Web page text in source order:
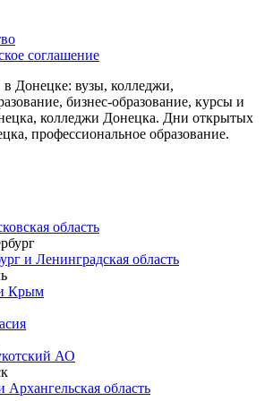
соглашение
в Донецке: вузы, колледжи,
бизнес-образование, курсы и
колледжи Донецка. Дни открытых
профессиональное образование.
область
и Ленинградская область
Крым
АО
Архангельская область